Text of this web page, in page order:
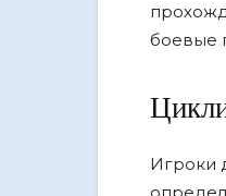
боевые
Игроки